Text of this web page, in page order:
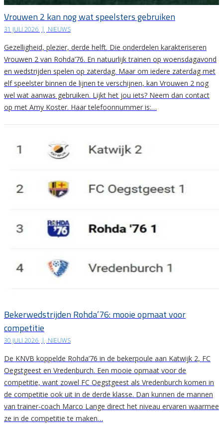
Vrouwen 2 kan nog wat speelsters gebruiken
31 JULI 2026 | NIEUWS
Gezelligheid, plezier, derde helft. Die onderdelen karakteriseren
Vrouwen 2 van Rohda’76. En natuurlijk trainen op woensdagavond
en wedstrijden spelen op zaterdag. Maar om iedere zaterdag met
elf speelster binnen de lijnen te verschijnen, kan Vrouwen 2 nog
wel wat aanwas gebruiken. Lijkt het jou iets? Neem dan contact
op met Amy Koster. Haar telefoonnummer is:…
Bekerwedstrijden Rohda’76: mooie opmaat voor
competitie
30 JULI 2026 | NIEUWS
De KNVB koppelde Rohda’76 in de bekerpoule aan Katwijk 2, FC
Oegstgeest en Vredenburch. Een mooie opmaat voor de
competitie, want zowel FC Oegstgeest als Vredenburch komen in
de competitie ook uit in de derde klasse. Dan kunnen de mannen
van trainer-coach Marco Lange direct het niveau ervaren waarmee
ze in de competitie te maken…